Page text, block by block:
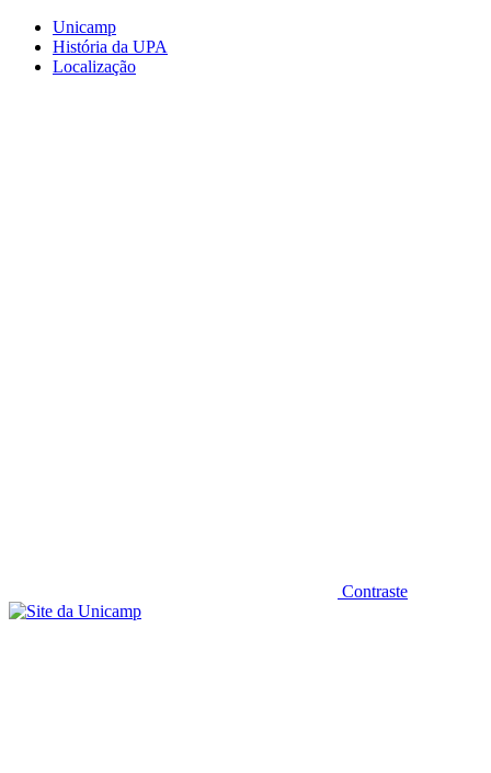
Conteúdo principal
Unicamp
História da UPA
Localização
Contraste